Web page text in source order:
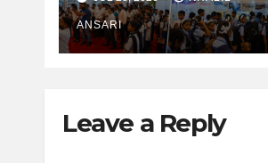
Dairying
पहले ही दिन उमड़ा
हजारों आगंतुकों ने किया
ANSARI
Leave a Reply